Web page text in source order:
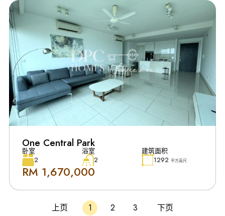
One Central Park
卧室
2
浴室
2
建筑面积
1292 平方英尺
RM 1,670,000
上页 1 2 3 下页